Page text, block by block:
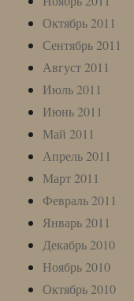
Октябрь 2011
Сентябрь 2011
Август 2011
Июль 2011
Июнь 2011
Май 2011
Апрель 2011
Март 2011
Февраль 2011
Январь 2011
Декабрь 2010
Ноябрь 2010
Октябрь 2010